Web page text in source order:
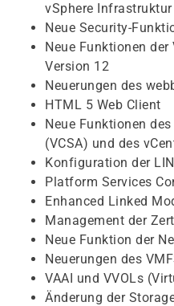
vSphere Infrastruktur
Neue Security-
Neue Funktionen
Version 12
Neuerungen des
HTML 5 Web Client
Neue Funktionen
(VCSA) und des
Konfiguration der
Platform Services
Enhanced Linked
Management der
Neue Funktion der
Neuerungen des
VAAI und VVOLs
Änderung der